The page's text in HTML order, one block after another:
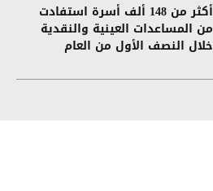
أكثر من 148 ألف أسرة استفادت
من المساعدات العينية والنقدية
خلال النصف الأول من العام